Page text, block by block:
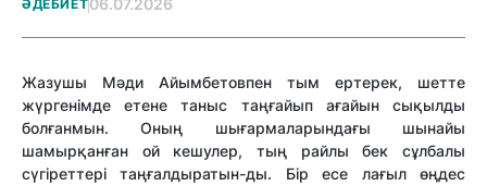
ӘДЕБИЕТ06.07.2026
Жазушы Мәди Айымбетовпен тым ертерек, шетте
жүргенімде етене таныс таңғайып ағайын сықылды
болғанмын. Оның шығармаларындағы шынайы
шамырқанған ой кешулер, тың райлы бек сұлбалы
сүгіреттері таңғалдыратын-ды. Бір есе лағыл өңдес